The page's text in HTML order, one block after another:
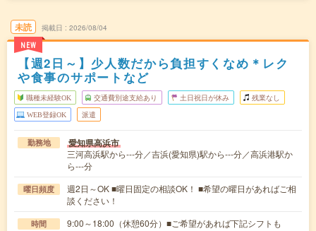
未読
NEW
掲載日 2026/08/04
【週2日～】少人数だから負担すくなめ＊レク
や食事のサポートなど
職種未経験OK 交通費別途支給あり 土日祝日が休み 残業なし
WEB登録OK 派遣
勤務地 愛知県高浜市
三河高浜駅から---分／吉浜(愛知県)駅から---分／高浜港駅か
ら---分
曜日頻度
週2日～OK ■曜日固定の相談OK！ ■希望の曜日があればご相
談ください！
時間
9:00～18:00（休憩60分）■ご希望があれば下記シフトも